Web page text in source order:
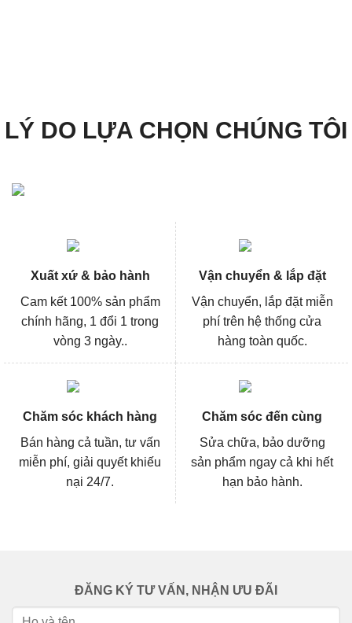
LÝ DO LỰA CHỌN CHÚNG TÔI
Xuất xứ & bảo hành
Cam kết 100% sản phẩm
chính hãng, 1 đổi 1 trong
vòng 3 ngày..
Vận chuyển & lắp đặt
Vận chuyển, lắp đặt miễn
phí trên hệ thống cửa
hàng toàn quốc.
Chăm sóc khách hàng
Bán hàng cả tuần, tư vấn
miễn phí, giải quyết khiếu
nại 24/7.
Chăm sóc đến cùng
Sửa chữa, bảo dưỡng
sản phẩm ngay cả khi hết
hạn bảo hành.
ĐĂNG KÝ TƯ VẤN, NHẬN ƯU ĐÃI